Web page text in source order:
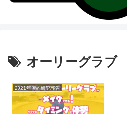
オーリーグラブ
2021年俺的研究報告